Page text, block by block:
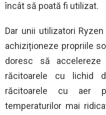
încât să poată fi utilizat.
Dar unii utilizatori
achiziționeze propriile
doresc să
răcitoarele cu lichid
răcitoarele cu aer
temperaturilor mai